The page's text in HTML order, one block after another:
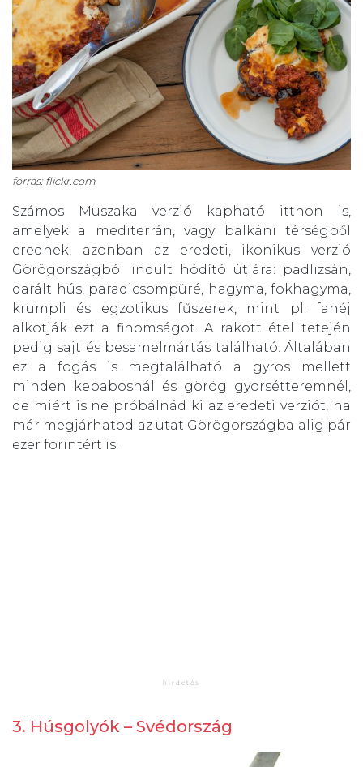
forrás: flickr.com
Számos Muszaka verzió kapható itthon is,
amelyek a mediterrán, vagy balkáni térségből
erednek, azonban az eredeti, ikonikus verzió
Görögországból indult hódító útjára: padlizsán,
darált hús, paradicsompüré, hagyma, fokhagyma,
krumpli és egzotikus fűszerek, mint pl. fahéj
alkotják ezt a finomságot. A rakott étel tetején
pedig sajt és besamelmártás található. Általában
ez a fogás is megtalálható a gyros mellett
minden kebabosnál és görög gyorsétteremnél,
de miért is ne próbálnád ki az eredeti verziót, ha
már megjárhatod az utat Görögországba alig pár
ezer forintért is.
3. Húsgolyók – Svédország